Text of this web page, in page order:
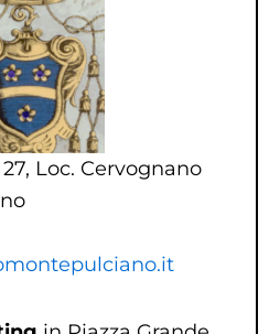
Loc. Cervognano